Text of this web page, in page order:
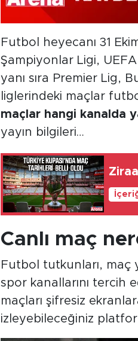
Futbol heyecanı 31
Şampiyonlar Ligi,
yanı sıra Premier Lig,
liglerindeki maçlar
maçlar hangi kanalda
yayın bilgileri…
Canlı maç
Futbol tutkunları, maç
spor kanallarını tercih
maçları şifresiz
izleyebileceğiniz